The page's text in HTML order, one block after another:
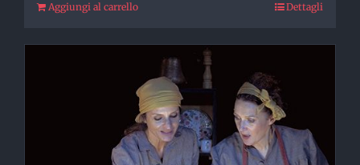
Aggiungi al carrello Dettagli